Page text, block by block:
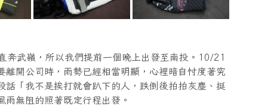
武嶺，所以我們提前一個晚上出發至南投。10/21
離開公司時，雨勢已經相當明顯，心裡暗自忖度著究
話「我不是挨打就會趴下的人，跌倒後拍拍灰塵、挺
無阻的照著既定行程出發。